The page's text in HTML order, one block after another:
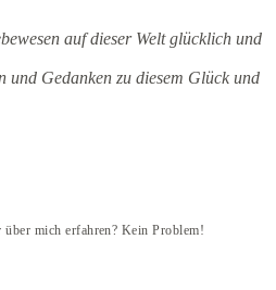
auf dieser Welt glücklich und
und Gedanken zu diesem Glück und
über mich erfahren? Kein Problem!